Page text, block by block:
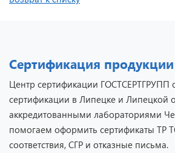
Сертификация
Центр сертификации ГОСТСЕРТГРУПП
сертификации в Липецке и Липецкой
аккредитованными лабораториями
помогаем оформить сертификаты ТР
соответствия, СГР и отказные письма.